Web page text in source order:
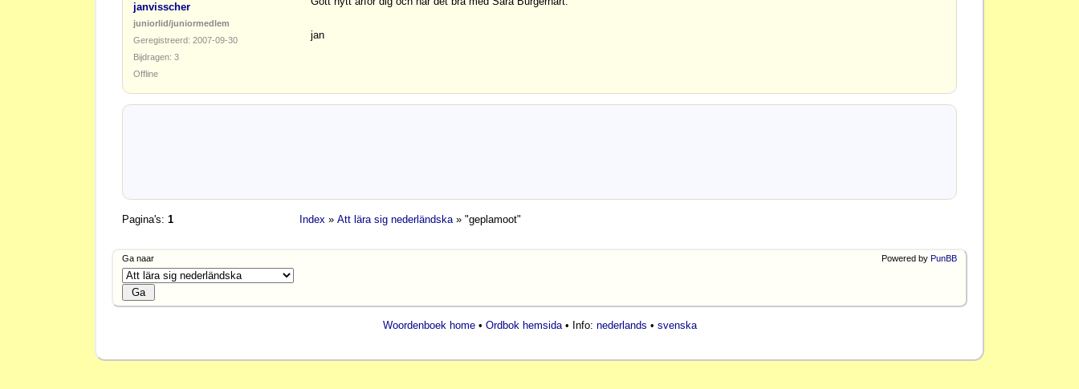
janvisscher
juniorlid/juniormedlem
Geregistreerd: 2007-09-30
Bijdragen: 3
jan
Offline
Pagina's: 1 Index » Att lära sig nederländska » "geplamoot"
Ga naar Powered by PunBB
Woordenboek home• Ordbok hemsida• Info: nederlands • svenska